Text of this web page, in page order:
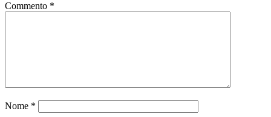
Commento *
Nome *